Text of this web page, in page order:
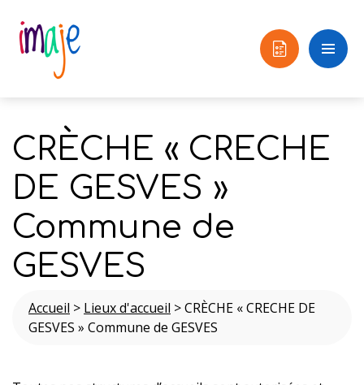
CRÈCHE « CRECHE
DE GESVES »
Commune de
GESVES
Accueil > Lieux d'accueil >CRÈCHE « CRECHE DE
GESVES » Commune de GESVES